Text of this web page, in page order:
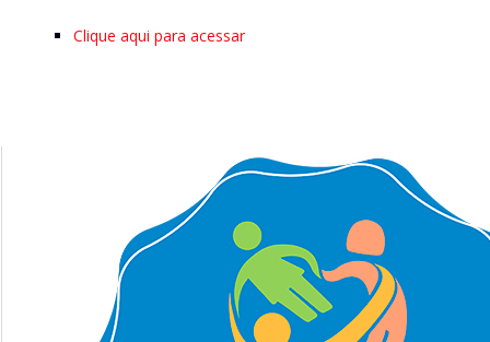
Clique aqui para acessar